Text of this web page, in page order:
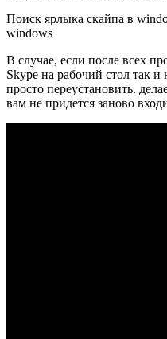
Поиск ярлыка скайпа в
windows
В случае, если после всех
Skype на рабочий стол так и
просто переустановить.
вам не придется заново